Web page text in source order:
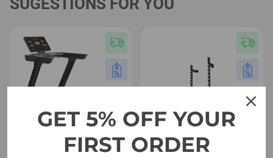
SUGESTIONS FOR YOU
GET 5% OFF YOUR
FIRST ORDER